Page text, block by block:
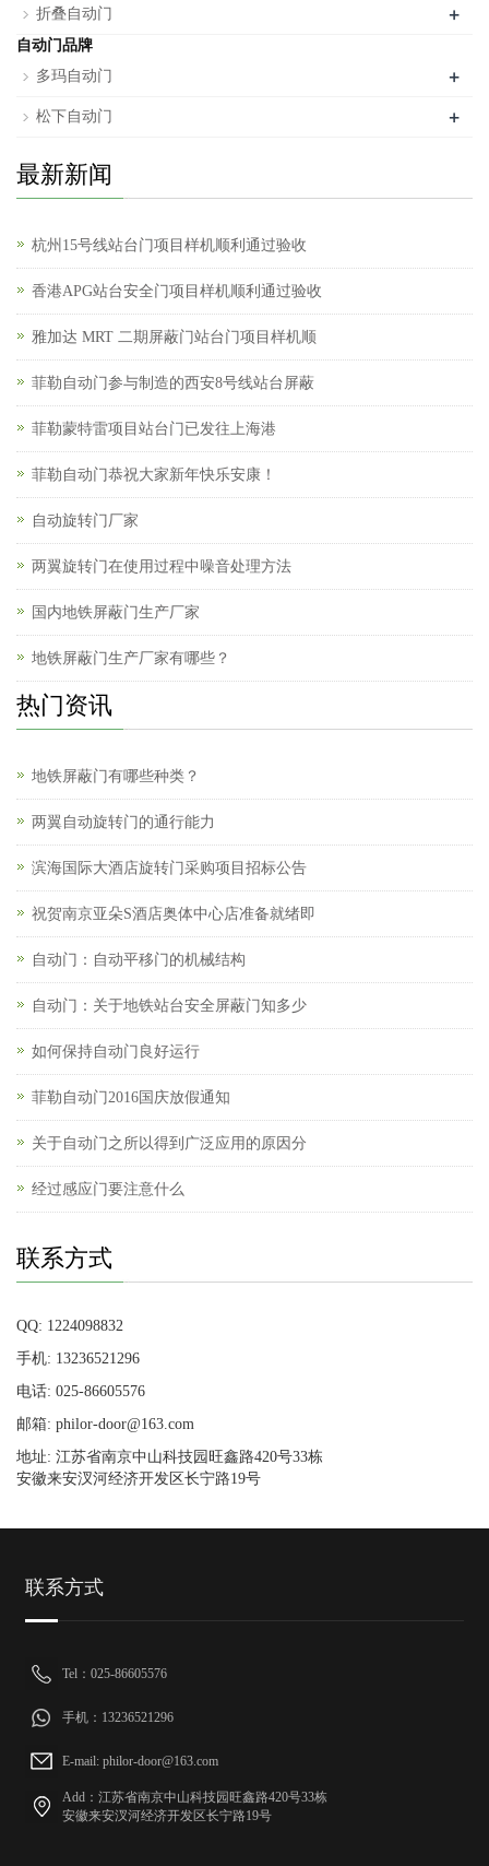
折叠自动门 +
自动门品牌
多玛自动门
+
松下自动门 +
最新新闻
杭州15号线站台门项目样机顺利通过验收
香港APG站台安全门项目样机顺利通过验收
雅加达 MRT 二期屏蔽门站台门项目样机顺
菲勒自动门参与制造的西安8号线站台屏蔽
菲勒蒙特雷项目站台门已发往上海港
菲勒自动门恭祝大家新年快乐安康！
自动旋转门厂家
两翼旋转门在使用过程中噪音处理方法
国内地铁屏蔽门生产厂家
地铁屏蔽门生产厂家有哪些？
热门资讯
地铁屏蔽门有哪些种类？
两翼自动旋转门的通行能力
滨海国际大酒店旋转门采购项目招标公告
祝贺南京亚朵S酒店奥体中心店准备就绪即
自动门：自动平移门的机械结构
自动门：关于地铁站台安全屏蔽门知多少
如何保持自动门良好运行
菲勒自动门2016国庆放假通知
关于自动门之所以得到广泛应用的原因分
经过感应门要注意什么
联系方式
QQ: 1224098832
手机: 13236521296
电话: 025-86605576
邮箱: philor-door@163.com
地址: 江苏省南京中山科技园旺鑫路420号33栋
安徽来安汊河经济开发区长宁路19号
联系方式
Tel：025-86605576
手机：13236521296
E-mail: philor-door@163.com
Add：江苏省南京中山科技园旺鑫路420号33栋
安徽来安汊河经济开发区长宁路19号